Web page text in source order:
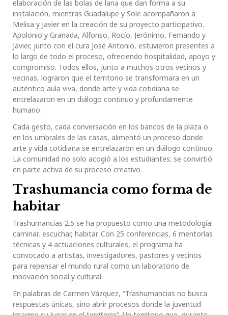
elaboración de las bolas de lana que dan forma a su
instalación, mientras Guadalupe y Sole acompañaron a
Melisa y Javier en la creación de su proyecto participativo.
Apolonio y Granada, Alfonso, Rocío, Jerónimo, Fernando y
Javier, junto con el cura José Antonio, estuvieron presentes a
lo largo de todo el proceso, ofreciendo hospitalidad, apoyo y
compromiso. Todos ellos, junto a muchos otros vecinos y
vecinas, lograron que el territorio se transformara en un
auténtico aula viva, donde arte y vida cotidiana se
entrelazaron en un diálogo continuo y profundamente
humano.
Cada gesto, cada conversación en los bancos de la plaza o
en los umbrales de las casas, alimentó un proceso donde
arte y vida cotidiana se entrelazaron en un diálogo continuo.
La comunidad no solo acogió a los estudiantes; se convirtió
en parte activa de su proceso creativo.
Trashumancia como forma de
habitar
Trashumancias 2.5 se ha propuesto como una metodología:
caminar, escuchar, habitar. Con 25 conferencias, 6 mentorías
técnicas y 4 actuaciones culturales, el programa ha
convocado a artistas, investigadores, pastores y vecinos
para repensar el mundo rural como un laboratorio de
innovación social y cultural.
En palabras de Carmen Vázquez, “Trashumancias no busca
respuestas únicas, sino abrir procesos donde la juventud